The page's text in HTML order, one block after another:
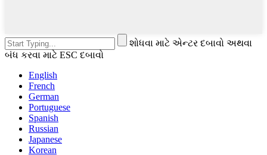
શોધવા માટે એન્ટર દબાવો અથવા
બંધ કરવા માટે ESC દબાવો
English
French
German
Portuguese
Spanish
Russian
Japanese
Korean